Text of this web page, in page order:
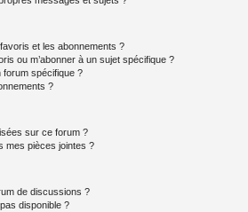
et les abonnements ?
ou m’abonner à un sujet spécifique ?
forum spécifique ?
?
sur ce forum ?
mes pièces jointes ?
de discussions ?
disponible ?